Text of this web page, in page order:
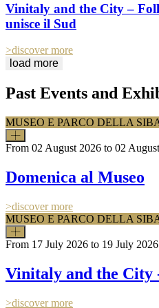
Vinitaly and the City –
unisce il Sud
>discover more
load more
Past Events and
MUSEO E PARCO DELLA
From 02 August 2026 to 02
Domenica al Museo
>discover more
MUSEO E PARCO DELLA
From 17 July 2026 to 19 July 2026
Vinitaly and the City
>discover more